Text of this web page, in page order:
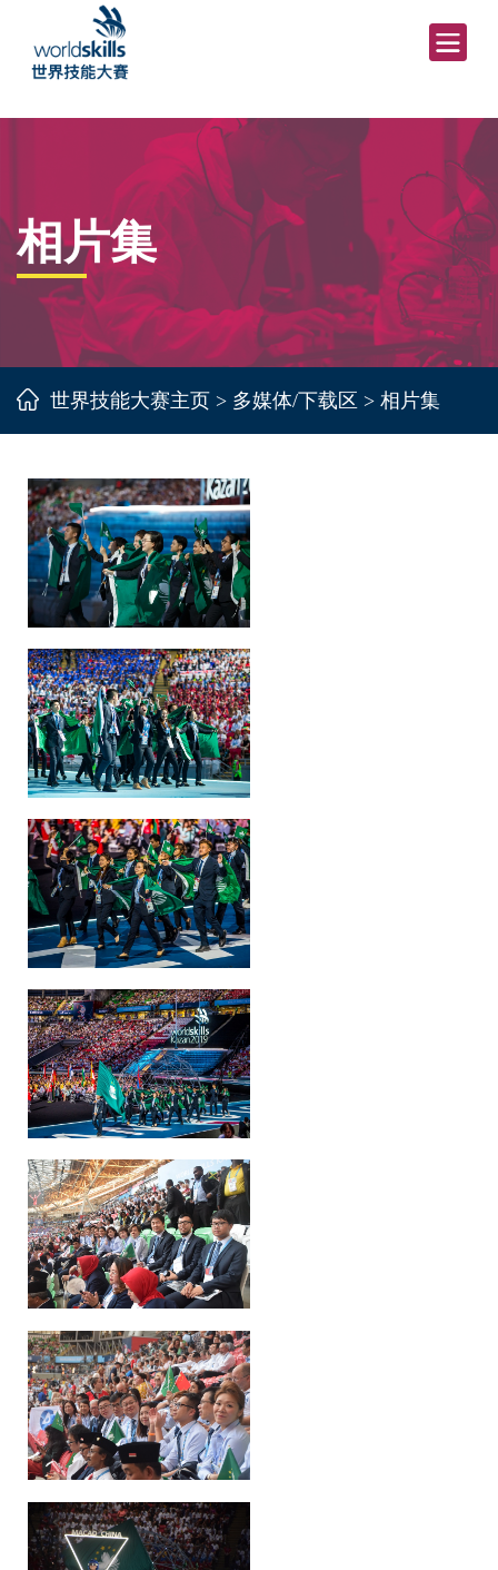
相片集
世界技能大赛主页 > 多媒体/下载区 > 相片集